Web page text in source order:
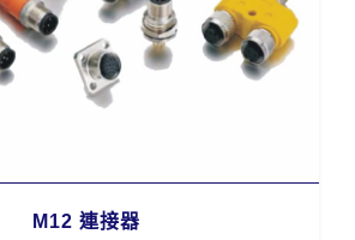
M12 連接器